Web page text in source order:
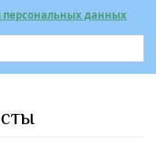
персональных данных